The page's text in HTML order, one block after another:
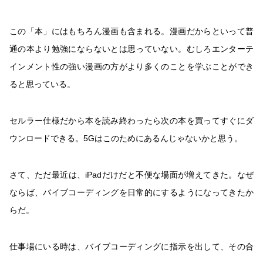
この「本」にはもちろん漫画も含まれる。漫画だからといって普
通の本より勉強にならないとは思っていない。むしろエンターテ
インメント性の強い漫画の方がより多くのことを学ぶことができ
ると思っている。
セルラー仕様だから本を読み終わったら次の本を買ってすぐにダ
ウンロードできる。5Gはこのためにあるんじゃないかと思う。
さて、ただ最近は、iPadだけだと不便な場面が増えてきた。なぜ
ならば、バイブコーディングを日常的にするようになってきたか
らだ。
仕事場にいる時は、バイブコーディングに指示を出して、その合